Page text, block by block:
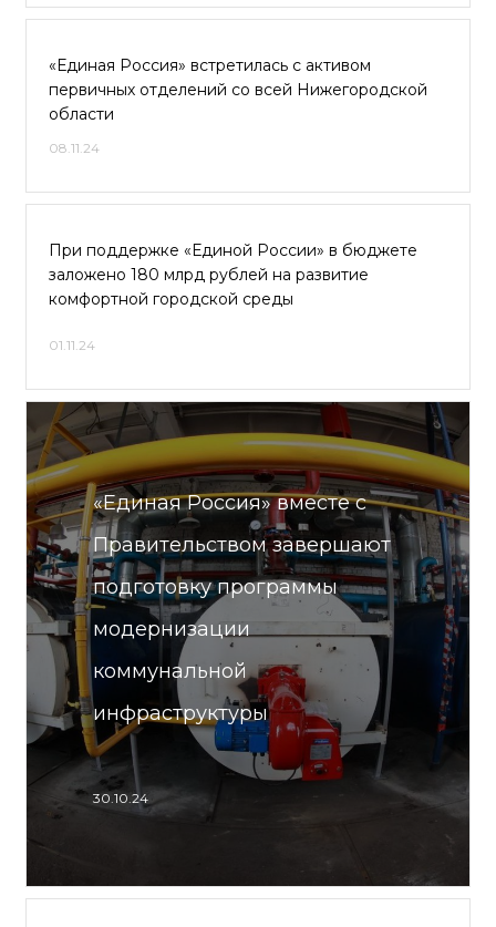
«Единая Россия» встретилась с активом
первичных отделений со всей Нижегородской
области
08.11.24
При поддержке «Единой России» в бюджете
заложено 180 млрд рублей на развитие
комфортной городской среды
01.11.24
«Единая Россия» вместе с
Правительством завершают
подготовку программы
модернизации
коммунальной
инфраструктуры
30.10.24